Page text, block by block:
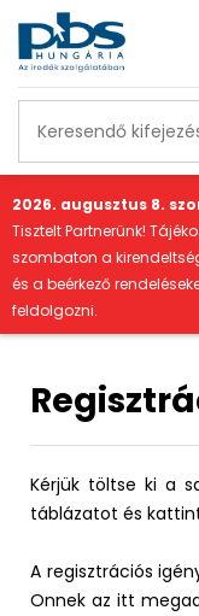
2026. augusztus 8.
Tisztelt Partnerünk!
szombaton a
és a beérkező
feldolgozni.
Kérjük töltse ki a
táblázatot és
A regisztrációs
Onnek az itt